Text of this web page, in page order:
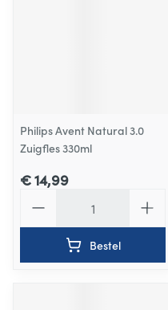
Philips Avent Natural 3.0
Zuigfles 330ml
€ 14,99
Bestel